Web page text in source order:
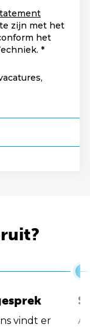
zijn met het
het
vindt er